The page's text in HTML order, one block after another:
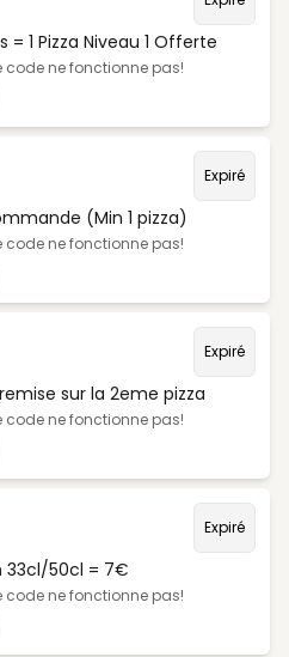
1 Pizza Niveau 1 Offerte
code ne fonctionne pas!
Expiré
(Min 1 pizza)
code ne fonctionne pas!
Expiré
sur la 2eme pizza
code ne fonctionne pas!
Expiré
33cl/50cl = 7€
code ne fonctionne pas!